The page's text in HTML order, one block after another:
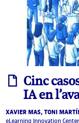
informe
Cinc
IA en
XAVIER MAS, TONI
eLearning Innovation